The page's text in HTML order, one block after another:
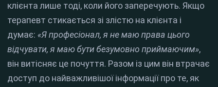
клієнта лише тоді, коли його заперечують. Якщо
терапевт стикається зі злістю на клієнта і
думає: «Я професіонал, я не маю права цього
відчувати, я маю бути безумовно приймаючим»,
він витісняє це почуття. Разом із цим він втрачає
доступ до найважливішої інформації про те, як